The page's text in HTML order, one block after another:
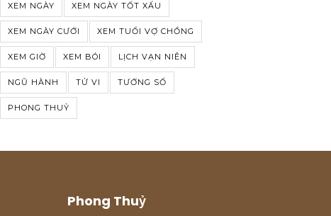
XEM NGÀY XEM NGÀY TỐT XẤU
XEM NGÀY CƯỚI XEM TUỔI VỢ CHỒNG
XEM GIỜ XEM BÓI LỊCH VẠN NIÊN
NGŨ HÀNH TỬ VI TƯỚNG SỐ
PHONG THUỶ
Phong Thuỷ